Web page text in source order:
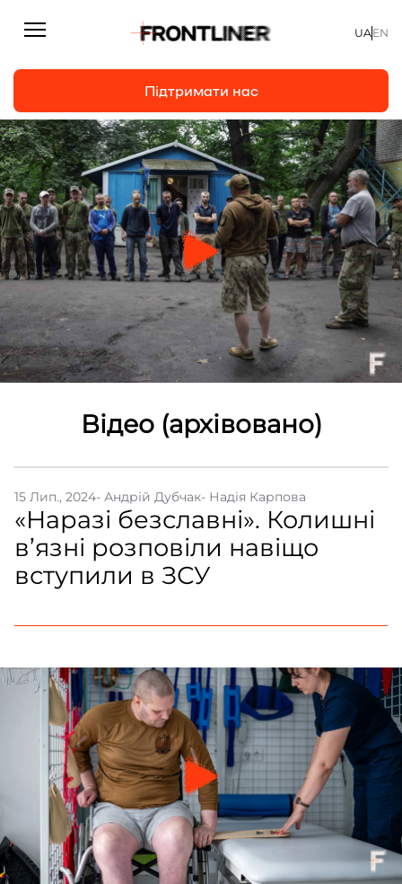
Репортажі
Статті
Інтерв’ю
Особисто
Про нас
Підтримати
Співпраця
Медіакіт
Партнери проєкту та подяка
Редакційна політика | Копірайт
Підтримати нас
UAEN
Підтримати нас
Відео (архівовано)
15 Лип., 2024- Андрій Дубчак- Надія Карпова
«Наразі безславні». Колишні
в’язні розповіли навіщо
вступили в ЗСУ